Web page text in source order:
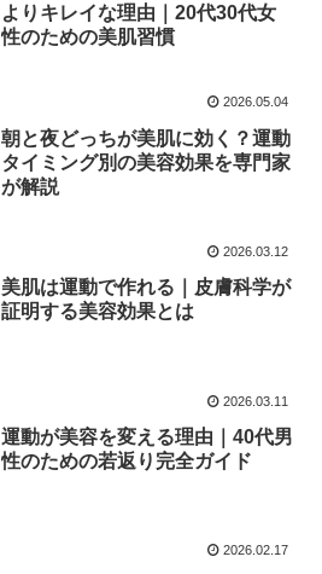
よりキレイな理由｜20代30代女
性のための美肌習慣
2026.05.04
朝と夜どっちが美肌に効く？運動
タイミング別の美容効果を専門家
が解説
2026.03.12
美肌は運動で作れる｜皮膚科学が
証明する美容効果とは
2026.03.11
運動が美容を変える理由｜40代男
性のための若返り完全ガイド
2026.02.17